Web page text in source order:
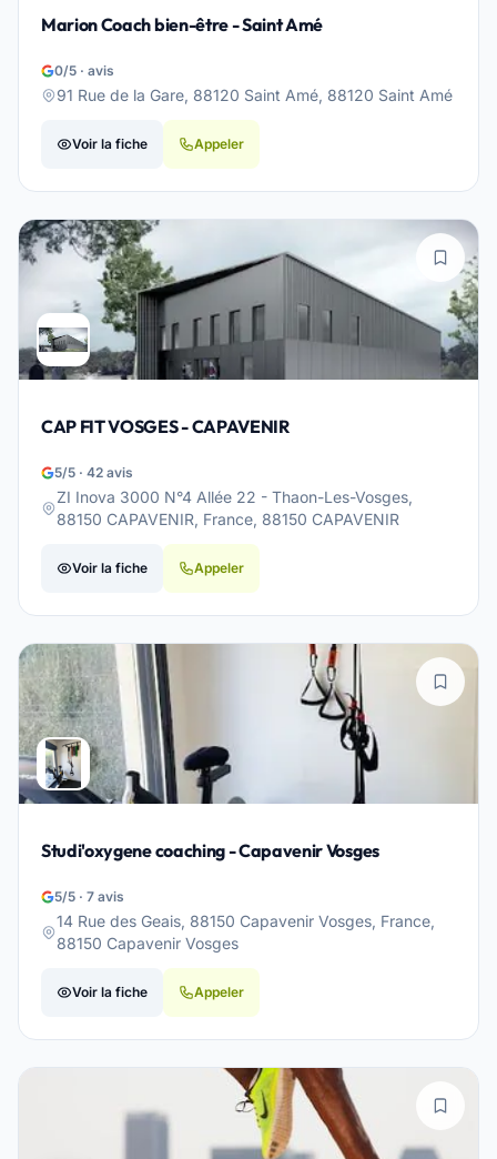
Marion Coach bien-être - Saint Amé
0/5 · avis
91 Rue de la Gare, 88120 Saint Amé, 88120 Saint Amé
Voir la fiche Appeler
CAP FIT VOSGES - CAPAVENIR
5/5 · 42 avis
ZI Inova 3000 N°4 Allée 22 - Thaon-Les-Vosges,
88150 CAPAVENIR, France, 88150 CAPAVENIR
Voir la fiche Appeler
Studi'oxygene coaching - Capavenir Vosges
5/5 · 7 avis
14 Rue des Geais, 88150 Capavenir Vosges, France,
88150 Capavenir Vosges
Voir la fiche Appeler